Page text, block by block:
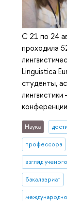
С 21 по 24
проходила
Linguistica
студенты,
Наука
профессора
взгляд ученого
бакалавриат